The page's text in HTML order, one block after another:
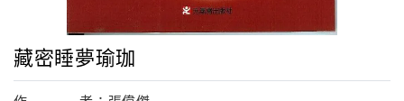
藏密睡夢瑜珈